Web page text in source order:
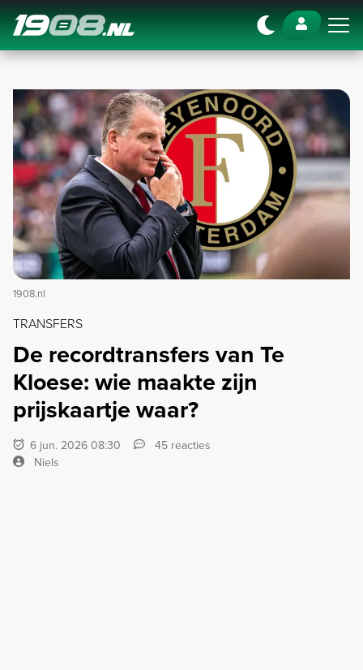
Navigation
1908.nl
TRANSFERS
De recordtransfers van Te
Kloese: wie maakte zijn
prijskaartje waar?
6 jun. 2026 08:30
45 reacties
Niels